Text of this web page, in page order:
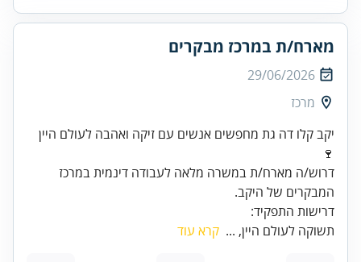
מארח/ת במרכז מבקרים
29/06/2026
מרכז
יקב קלו דה גת מחפשים אנשים עם זיקה ואהבה לעולם היין
דרוש/ה מארח/ת במשרה מלאה לעבודה דינמית במרכז
דרישות התפקיד:
תשוקה לעולם היין, ... קרא עוד